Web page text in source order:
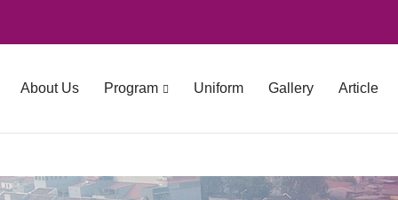
About Us Program Uniform Gallery Article